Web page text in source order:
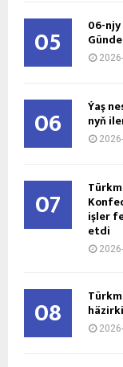
05 06-
06 Ýaş
nyň
07 işler
etdi
08